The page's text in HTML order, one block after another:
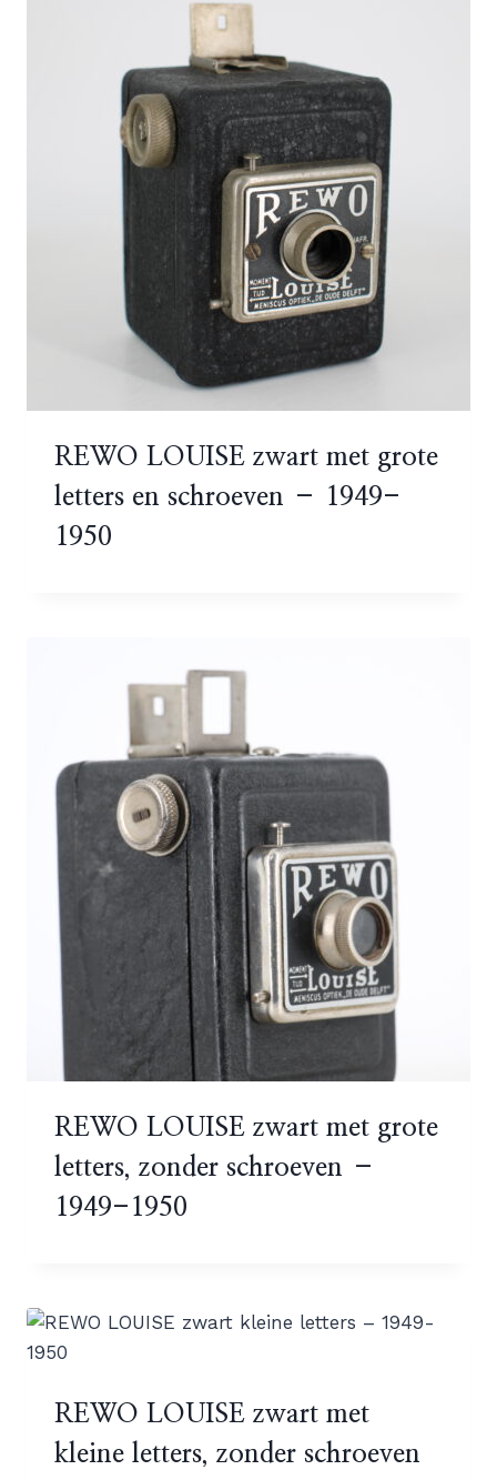
REWO LOUISE zwart met grote
letters en schroeven – 1949-
1950
REWO LOUISE zwart met grote
letters, zonder schroeven –
1949-1950
REWO LOUISE zwart met
kleine letters, zonder schroeven